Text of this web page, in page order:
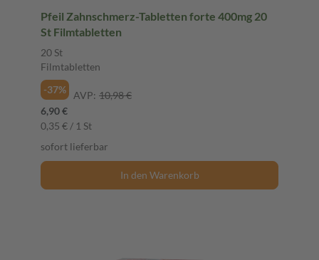
Pfeil Zahnschmerz-Tabletten forte 400mg 20
St Filmtabletten
20 St
Filmtabletten
-37%
AVP: 10,98 €
6,90 €
0,35 € / 1 St
sofort lieferbar
In den Warenkorb